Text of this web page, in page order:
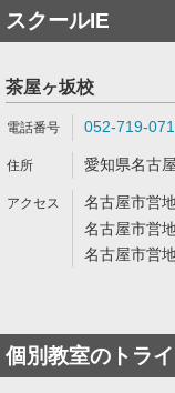
スクールIE
茶屋ヶ坂校
052-719-
愛知県名古
名古屋市営
名古屋市営
名古屋市営
個別教室のトライ